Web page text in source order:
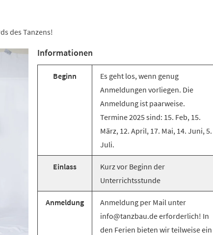
des Tanzens!
Informationen
Beginn
Es geht los, wenn genug
Anmeldungen vorliegen. Die
Anmeldung ist paarweise.
Termine 2025 sind: 15. Feb, 15.
März, 12. April, 17. Mai, 14. Juni, 5.
Juli.
Einlass
Kurz vor Beginn der
Unterrichtsstunde
Anmeldung
Anmeldung per Mail unter
info@tanzbau.de erforderlich! In
den Ferien bieten wir teilweise ein